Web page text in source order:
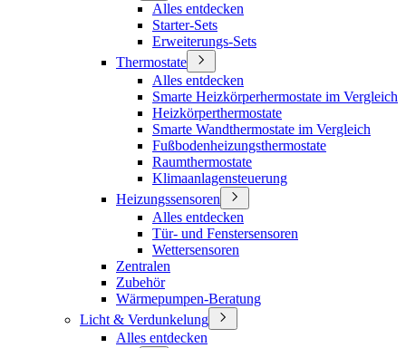
Alles entdecken
Starter-Sets
Erweiterungs-Sets
Thermostate
Alles entdecken
Smarte Heizkörperhermostate im Vergleich
Heizkörperthermostate
Smarte Wandthermostate im Vergleich
Fußbodenheizungsthermostate
Raumthermostate
Klimaanlagensteuerung
Heizungssensoren
Alles entdecken
Tür- und Fenstersensoren
Wettersensoren
Zentralen
Zubehör
Wärmepumpen-Beratung
Licht & Verdunkelung
Alles entdecken